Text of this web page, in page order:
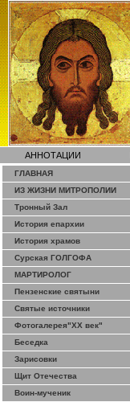
АННОТАЦИИ
ГЛАВНАЯ
ИЗ ЖИЗНИ МИТРОПОЛИИ
Тронный Зал
История епархии
История храмов
Сурская ГОЛГОФА
МАРТИРОЛОГ
Пензенские святыни
Святые источники
Фотогалерея"ХХ век"
Беседка
Зарисовки
Щит Отечества
Воин-мученик